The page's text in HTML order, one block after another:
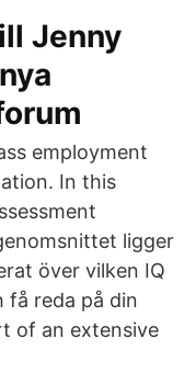
Jenny
employment
In this
ligger
över vilken IQ
få reda på din
of an extensive